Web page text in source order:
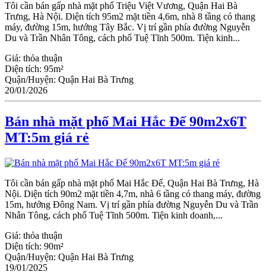
Tôi cần bán gấp nhà mặt phố Triệu Việt Vương, Quận Hai Bà
Trưng, Hà Nội. Diện tích 95m2 mặt tiền 4,6m, nhà 8 tầng có thang
máy, đường 15m, hướng Tây Bắc. Vị trí gần phía đường Nguyễn
Du và Trần Nhân Tông, cách phố Tuệ Tĩnh 500m. Tiện kinh...
Giá: thỏa thuận
Diện tích: 95m²
Quận/Huyện: Quận Hai Bà Trưng
20/01/2026
Bán nhà mặt phố Mai Hắc Đế 90m2x6T
MT:5m giá rẻ
Tôi cần bán gấp nhà mặt phố Mai Hắc Đế, Quận Hai Bà Trưng, Hà
Nội. Diện tích 90m2 mặt tiền 4,7m, nhà 6 tầng có thang máy, đường
15m, hướng Đông Nam. Vị trí gần phía đường Nguyễn Du và Trần
Nhân Tông, cách phố Tuệ Tĩnh 500m. Tiện kinh doanh,...
Giá: thỏa thuận
Diện tích: 90m²
Quận/Huyện: Quận Hai Bà Trưng
19/01/2025